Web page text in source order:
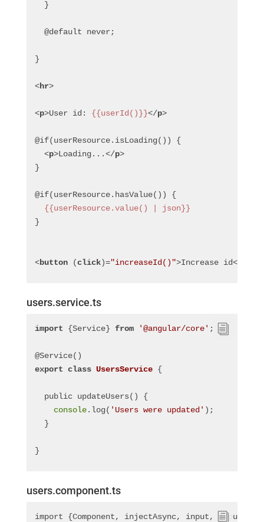
  }
  @default never;
}
<hr>
<p>User id: {{userId()}}</p>
@if(userResource.isLoading()) {
<p>Loading...</p>
}
@if(userResource.hasValue()) {
{{userResource.value() | json}}
}
<button (click)="increaseId()">Increase id</
users.service.ts
import {Service} from '@angular/core' ;
@Service()
export class UsersService {
  public updateUsers() {
console.log( 'Users were updated' );
  }
}
users.component.ts
import {Component, injectAsync, input,